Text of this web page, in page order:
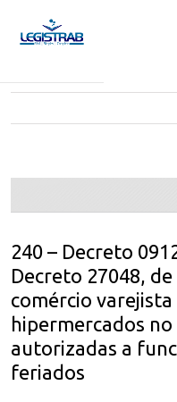
240 – Decreto
Decreto 27048,
comércio
hipermercados
autorizadas a
feriados